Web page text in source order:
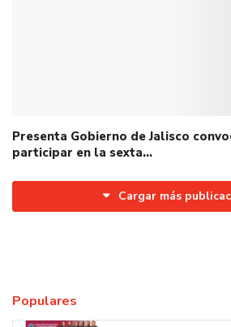
Presenta Gobierno de Jalisco
participar en la sexta…
Cargar más
Populares